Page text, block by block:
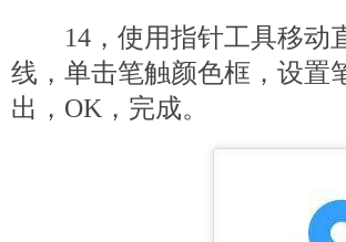
14，使用指针工具移动
线，单击笔触颜色框，设置
出，OK，完成。